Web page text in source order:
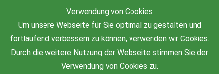
Verwendung von Cookies
Um unsere Webseite für Sie optimal zu gestalten und
fortlaufend verbessern zu können, verwenden wir Cookies.
Durch die weitere Nutzung der Webseite stimmen Sie der
Verwendung von Cookies zu.